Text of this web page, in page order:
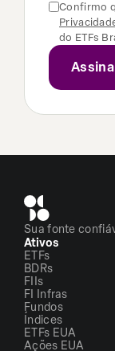
Confirmo
do ETFs
Sua fonte
Ativos
ETFs
BDRs
FIIs
FI Infras
Fundos
Índices
ETFs EUA
Ações EUA